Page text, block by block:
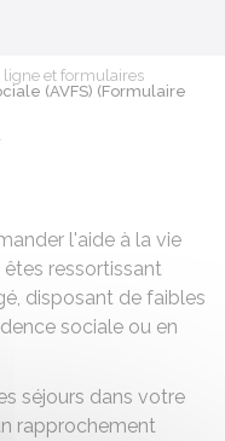
ligne et formulaires
(AVFS) (Formulaire
l'aide à la vie
ressortissant
disposant de faibles
sociale ou en
séjours dans votre
rapprochement